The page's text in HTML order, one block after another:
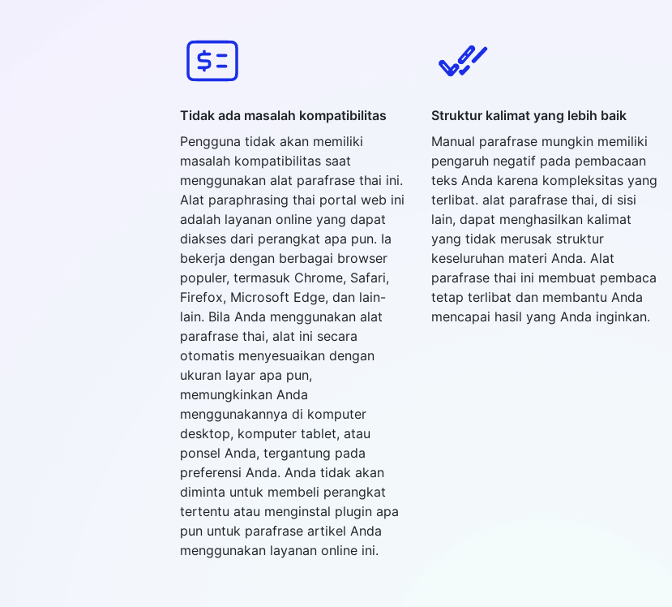
Tidak ada masalah kompatibilitas
Pengguna tidak akan memiliki
masalah kompatibilitas saat
menggunakan alat parafrase thai ini.
Alat paraphrasing thai portal web ini
adalah layanan online yang dapat
diakses dari perangkat apa pun. Ia
bekerja dengan berbagai browser
populer, termasuk Chrome, Safari,
Firefox, Microsoft Edge, dan lain-
lain. Bila Anda menggunakan alat
parafrase thai, alat ini secara
otomatis menyesuaikan dengan
ukuran layar apa pun,
memungkinkan Anda
menggunakannya di komputer
desktop, komputer tablet, atau
ponsel Anda, tergantung pada
preferensi Anda. Anda tidak akan
diminta untuk membeli perangkat
tertentu atau menginstal plugin apa
pun untuk parafrase artikel Anda
menggunakan layanan online ini.
Struktur kalimat yang lebih baik
Manual parafrase mungkin memiliki
pengaruh negatif pada pembacaan
teks Anda karena kompleksitas yang
terlibat. alat parafrase thai, di sisi
lain, dapat menghasilkan kalimat
yang tidak merusak struktur
keseluruhan materi Anda. Alat
parafrase thai ini membuat pembaca
tetap terlibat dan membantu Anda
mencapai hasil yang Anda inginkan.